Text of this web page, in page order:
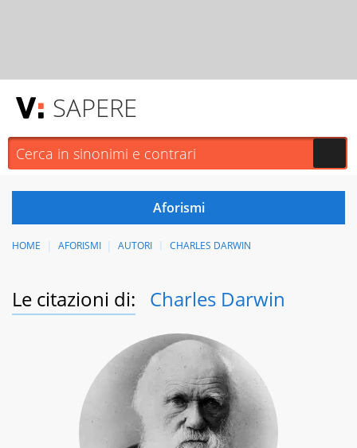
SAPERE
HOME AFORISMI AUTORI CHARLES DARWIN
Le citazioni di: Charles Darwin